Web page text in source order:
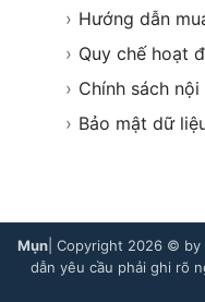
› Hướng dẫn
› Quy chế hoạt
› Chính sách nội
› Bảo mật dữ
Mụn | Copyright 2026 © by
dẫn yêu cầu phải ghi rõ